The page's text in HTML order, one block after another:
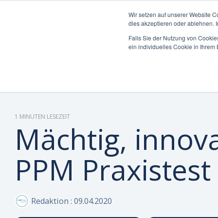
Wir setzen auf unserer Website
dies akzeptieren oder ablehnen.
Falls Sie der Nutzung von
ein individuelles Cookie in Ihrem
optimieren?
KI-
Webinare
Anwender
Karriere
1 MINUTEN LESEZEIT
Mächtig,
PPM Praxistest
Redaktion : 09.04.2020